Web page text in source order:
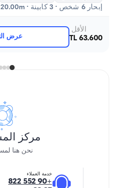
إبحار 6 شخص · 3 كابينة · 20.00m
الأقل
63.600 TL
عرض
مركز
نحن هنا
خدمة العملاء
+90 552 822